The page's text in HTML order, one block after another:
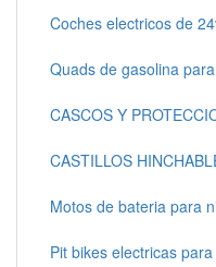
Coches electricos de
Quads de gasolina
CASCOS Y
CASTILLOS
Motos de bateria para
Pit bikes electricas